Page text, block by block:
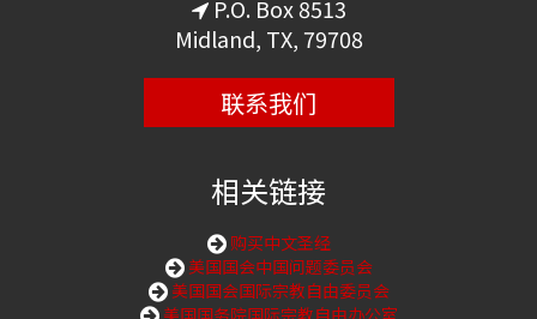
P.O. Box 8513
Midland, TX, 79708
联系我们
相关链接
购买中文圣经
美国国会中国问题委员会
美国国会国际宗教自由委员会
美国国务院国际宗教自由办公室